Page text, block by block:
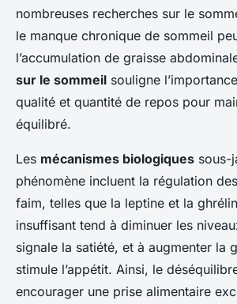
nombreuses recherches sur le
le manque chronique de sommeil
l’accumulation de graisse
sur le sommeil souligne
qualité et quantité de repos pour
équilibré.
Les mécanismes biologiques sous-
phénomène incluent la régulation
faim, telles que la leptine et la
insuffisant tend à diminuer les
signale la satiété, et à augmenter la
stimule l’appétit. Ainsi, le
encourager une prise alimentaire